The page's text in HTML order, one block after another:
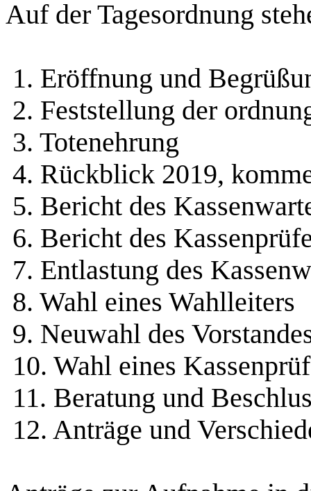
Auf der Tagesordnung
1. Eröffnung und
2. Feststellung der
3. Totenehrung
4. Rückblick 2019,
5. Bericht des
6. Bericht des
7. Entlastung des
8. Wahl eines Wahlleiters
9. Neuwahl des
10. Wahl eines
11. Beratung und
12. Anträge und